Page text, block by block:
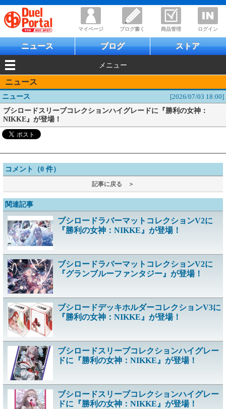
マイページ ブログ書く 商品管理 ログイン
ニュース ブログ ストア
メニュー
ニュース
ニュース
[2026/07/03 18:00]
ブシロードスリーブコレクションハイグレードに『勝利の女神：
NIKKE』が登場！
コメント（0 件）
記事に戻る ＞
関連記事
ブシロードラバーマットコレクションV2に
『勝利の女神：NIKKE』が登場！
ブシロードラバーマットコレクションV2に
『グランブルーファンタジー』が登場！
ブシロードデッキホルダーコレクションV3に
『勝利の女神：NIKKE』が登場！
ブシロードスリーブコレクションハイグレー
ドに『勝利の女神：NIKKE』が登場！
ブシロードスリーブコレクションハイグレー
ドに『勝利の女神：NIKKE』が登場！